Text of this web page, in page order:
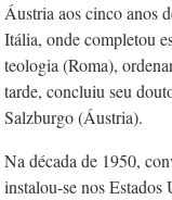
Áustria aos cinco anos
Itália, onde completou
teologia (Roma),
tarde, concluiu seu
Salzburgo (Áustria).
Na década de 1950,
instalou-se nos Estados